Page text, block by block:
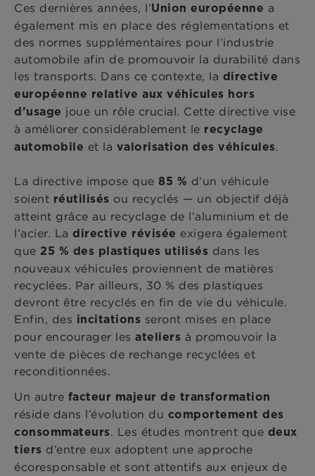
Ces dernières années, l’Union européenne a
également mis en place des réglementations et
des normes supplémentaires pour l’industrie
automobile afin de promouvoir la durabilité dans
les transports. Dans ce contexte, la directive
européenne relative aux véhicules hors
d’usage joue un rôle crucial. Cette directive vise
à améliorer considérablement le recyclage
automobile et la valorisation des véhicules.
La directive impose que 85 % d’un véhicule
soient réutilisés ou recyclés — un objectif déjà
atteint grâce au recyclage de l’aluminium et de
l’acier. La directive révisée exigera également
que 25 % des plastiques utilisés dans les
nouveaux véhicules proviennent de matières
recyclées. Par ailleurs, 30 % des plastiques
devront être recyclés en fin de vie du véhicule.
Enfin, des incitations seront mises en place
pour encourager les ateliers à promouvoir la
vente de pièces de rechange recyclées et
reconditionnées.
Un autre facteur majeur de transformation
réside dans l’évolution du comportement des
consommateurs. Les études montrent que deux
tiers d’entre eux adoptent une approche
écoresponsable et sont attentifs aux enjeux de